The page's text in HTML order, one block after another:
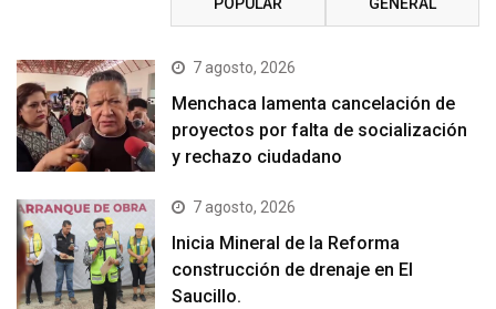
POPULAR GENERAL
7 agosto, 2026
Menchaca lamenta cancelación de
proyectos por falta de socialización
y rechazo ciudadano
7 agosto, 2026
Inicia Mineral de la Reforma
construcción de drenaje en El
Saucillo.